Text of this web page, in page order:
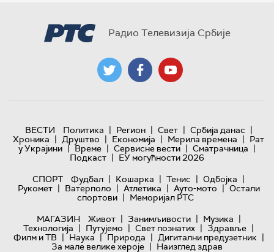
Радио Телевизија Србије
ВЕСТИ Политика | Регион | Свет | Србија данас |
Хроника | Друштво | Економија | Мерила времена | Рат
у Украјини | Време | Сервисне вести | Сматрачница |
Подкаст | ЕУ могућности 2026
СПОРТ
Фудбал | Кошарка | Тенис | Одбојка |
Рукомет | Ватерполо | Атлетика | Ауто-мото | Остали
спортови | Меморијал РТС
МАГАЗИН
Живот | Занимљивости | Музика |
Технологијa | Путујемо | Свет познатих | Здравље |
Филм и ТВ | Наука | Природа | Дигитални предузетник |
За мале велике хероје | Наизглед здрав